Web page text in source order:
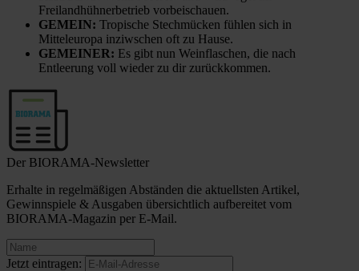
Freilandhühnerbetrieb vorbeischauen.
GEMEIN: Tropische Stechmücken fühlen sich in
Mitteleuropa inziwschen oft zu Hause.
GEMEINER: Es gibt nun Weinflaschen, die nach
Entleerung voll wieder zu dir zurückkommen.
Der BIORAMA-Newsletter
Erhalte in regelmäßigen Abständen die aktuellsten Artikel,
Gewinnspiele & Ausgaben übersichtlich aufbereitet vom
BIORAMA-Magazin per E-Mail.
Jetzt eintragen: